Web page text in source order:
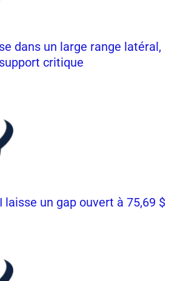
dans un large range latéral,
critique
laisse un gap ouvert à 75,69 $